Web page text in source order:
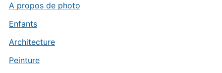
A propos de photo
Enfants
Architecture
Peinture